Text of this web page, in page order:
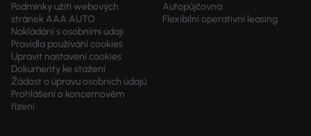
Podmínky užití webových
stránek AAA AUTO
Nakládání s osobními údaji
Pravidla používání cookies
Upravit nastavení cookies
Dokumenty ke stažení
Žádost o úpravu osobních údajů
Prohlášení o koncernovém
řízení
Autopůjčovna
Flexibilní operativní leasing